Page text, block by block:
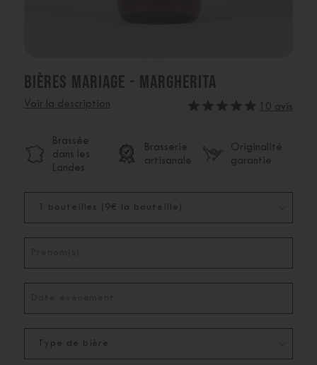
BIÈRES MARIAGE - MARGHERITA
Voir la description 10 avis
Brassée
dans les
Landes
Brasserie
artisanale
Originalité
garantie